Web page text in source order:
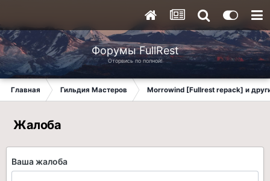
Форумы FullRest
Оторвись по полной!
Главная Гильдия Мастеров Morrowind [Fullrest repack] и
Жалоба
Ваша жалоба